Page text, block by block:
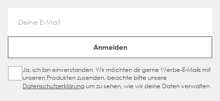
Email Address
Anmelden
Sign Up Checkbox
Ja, ich bin einverstanden. Wir möchten dir gerne Werbe-E-Mails mit
unseren Produkten zusenden, beachte bitte unsere
Datenschutzerklärungum zu sehen, wie wir deine Daten verwalten.